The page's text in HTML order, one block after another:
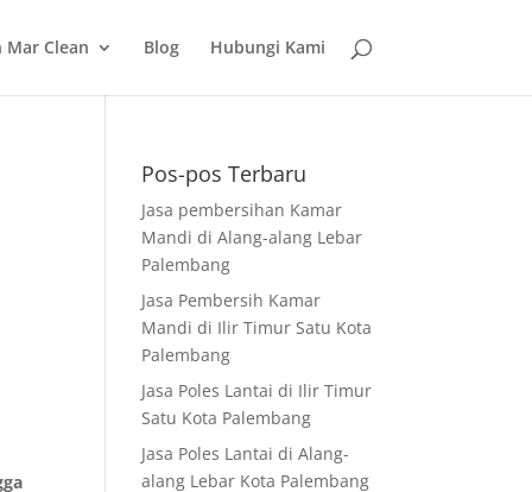
Mar Clean Blog Hubungi Kami
Pos-pos Terbaru
Jasa pembersihan Kamar
Mandi di Alang-alang Lebar
Palembang
Jasa Pembersih Kamar
Mandi di Ilir Timur Satu Kota
Palembang
Jasa Poles Lantai di Ilir Timur
Satu Kota Palembang
Jasa Poles Lantai di Alang-
alang Lebar Kota Palembang